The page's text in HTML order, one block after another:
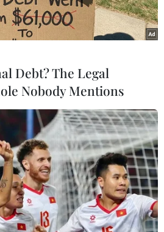
sơ điện tử của từng ứng
giáo sư
Debt? The Legal
Nobody Mentions